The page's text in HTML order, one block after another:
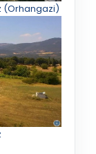
(Orhangazi)